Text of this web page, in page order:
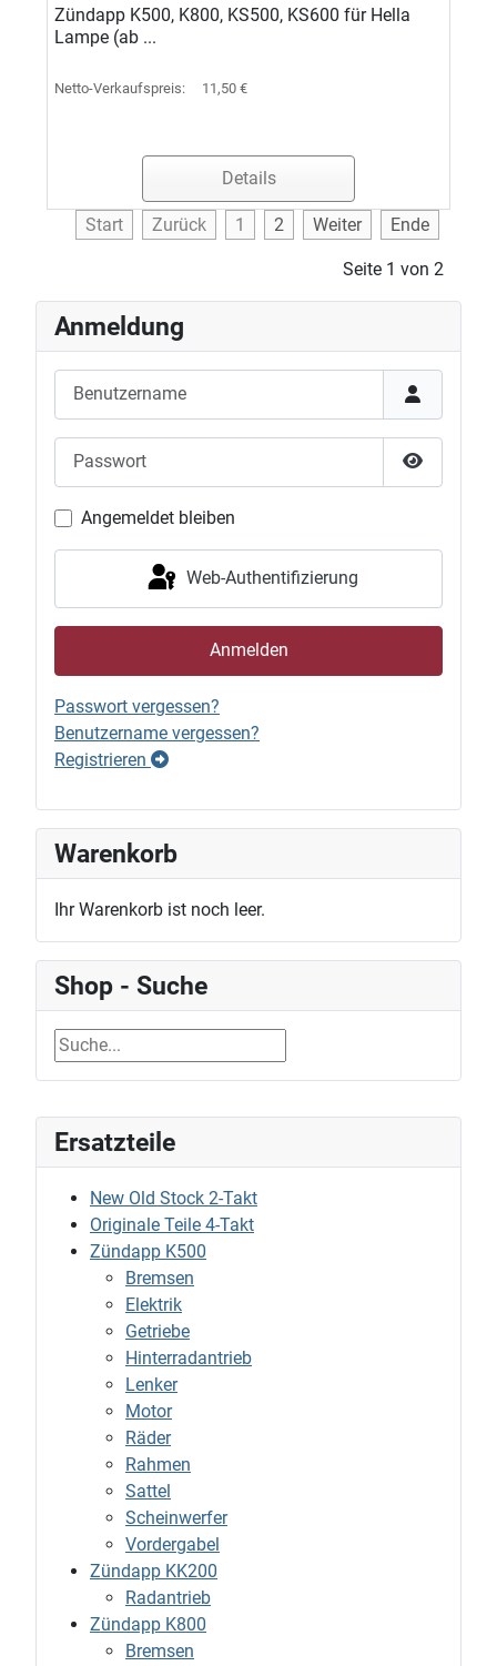
Ersatzteile
New Old Stock 2-Takt
Originale Teile 4-Takt
Zündapp K500
Bremsen
Elektrik
Getriebe
Hinterradantrieb
Lenker
Motor
Räder
Rahmen
Sattel
Scheinwerfer
Vordergabel
Zündapp KK200
Radantrieb
Zündapp K800
Bremsen
Zündapp K500, K800, KS500, KS600 für Hella
Lampe (ab ...
Netto-Verkaufspreis: 11,50 €
Details
Start Zurück 1 2 Weiter Ende
Seite 1 von 2
Anmeldung
Passwort
Passwort
Angemeldet bleiben
Web-Authentifizierung
Anmelden
Passwort vergessen?
Benutzername vergessen?
Registrieren
Warenkorb
Ihr Warenkorb ist noch leer.
Shop - Suche